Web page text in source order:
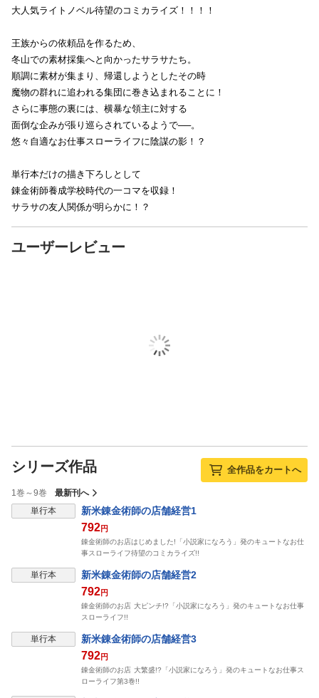
大人気ライトノベル待望のコミカライズ！！！！
王族からの依頼品を作るため、
冬山での素材採集へと向かったサラサたち。
順調に素材が集まり、帰還しようとしたその時
魔物の群れに追われる集団に巻き込まれることに！
さらに事態の裏には、横暴な領主に対する
面倒な企みが張り巡らされているようで──。
悠々自適なお仕事スローライフに陰謀の影！？
単行本だけの描き下ろしとして
錬金術師養成学校時代の一コマを収録！
サラサの友人関係が明らかに！？
ユーザーレビュー
シリーズ作品 全作品をカートへ
1巻～9巻
最新刊へ
単行本
新米錬金術師の店舗経営1
792円
錬金術師のお店はじめました!「小説家になろう」発のキュートなお仕
事スローライフ待望のコミカライズ!!
単行本 新米錬金術師の店舗経営2
792円
錬金術師のお店 大ピンチ!?「小説家になろう」発のキュートなお仕事
スローライフ!!
単行本 新米錬金術師の店舗経営3
792円
錬金術師のお店 大繁盛!?「小説家になろう」発のキュートなお仕事ス
ローライフ第3巻!!